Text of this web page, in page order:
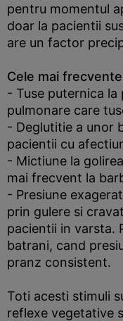
pentru momentul
doar la pacientii
are un factor
Cele mai
- Tuse puternica
pulmonare care
- Deglutitie a unor
pacientii cu
- Mictiune la
mai frecvent la
- Presiune
prin gulere si
pacientii in varsta.
batrani, cand
pranz consistent.
Toti acesti stimuli
reflexe vegetative